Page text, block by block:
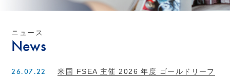
ニュース
News
26.07.22
米国 FSEA 主催 2026 年度 ゴールドリーフ